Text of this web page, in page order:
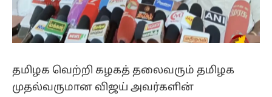
​தமிழக வெற்றி கழகத் தலைவரும் தமிழக
முதல்வருமான விஜய் அவர்களின்